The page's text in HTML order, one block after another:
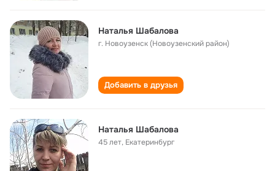
Наталья Шабалова
г. Новоузенск (Новоузенский район)
Добавить в друзья
Наталья Шабалова
45 лет, Екатеринбург